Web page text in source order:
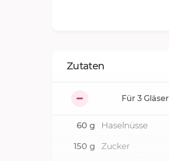
Zutaten
Für 3 Gläser
60 g Haselnüsse
150 g Zucker